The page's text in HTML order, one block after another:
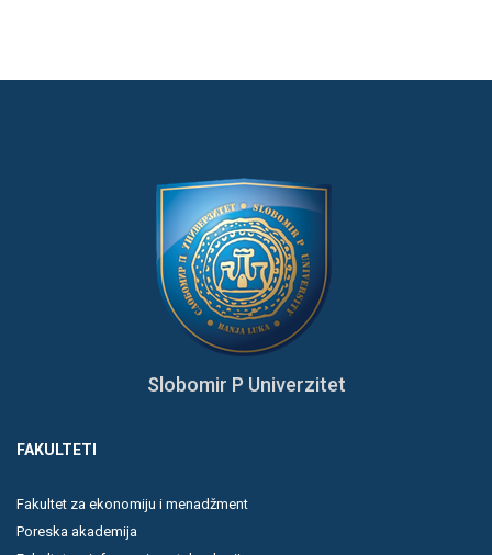
Slobomir P Univerzitet
FAKULTETI
Fakultet za ekonomiju i menadžment
Poreska akademija